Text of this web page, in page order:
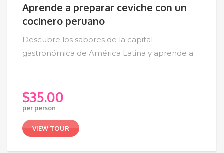
Aprende a preparar ceviche con un
cocinero peruano
Descubre los sabores de la capital
gastronómica de América Latina y aprende a
$35.00
per person
VIEW TOUR